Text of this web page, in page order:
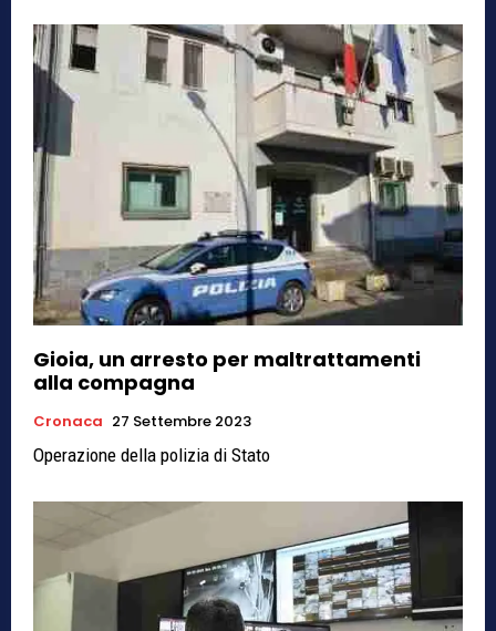
Gioia, un arresto per maltrattamenti
alla compagna
Cronaca 27 Settembre 2023
Operazione della polizia di Stato